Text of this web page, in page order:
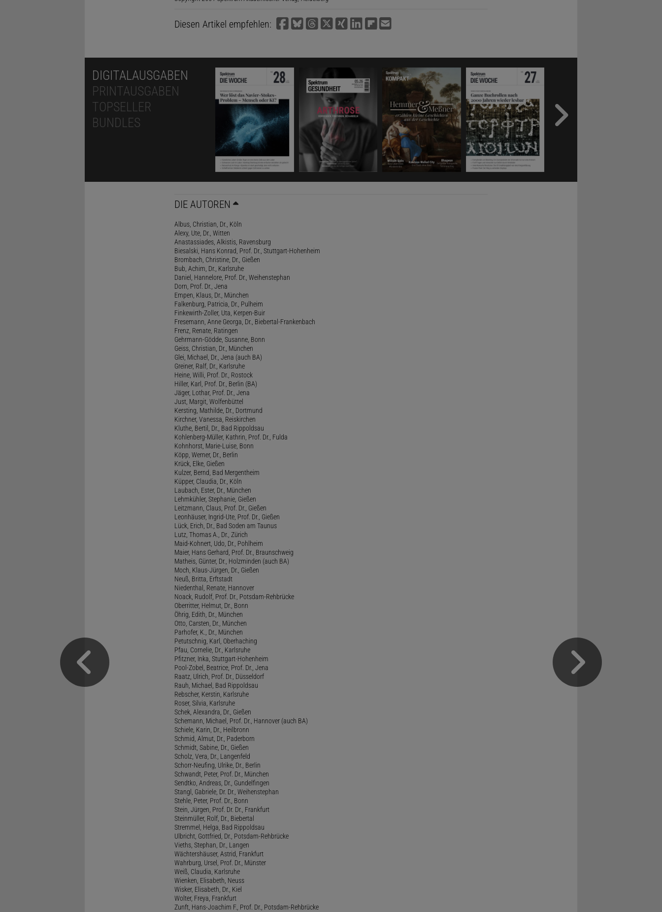
Diesen Artikel empfehlen:
DIGITALAUSGABEN
PRINTAUSGABEN
TOPSELLER
BUNDLES
DIE AUTOREN
Albus, Christian, Dr., Köln
Alexy, Ute, Dr., Witten
Anastassiades, Alkistis, Ravensburg
Biesalski, Hans Konrad, Prof. Dr., Stuttgart-Hohenheim
Brombach, Christine, Dr., Gießen
Bub, Achim, Dr., Karlsruhe
Daniel, Hannelore, Prof. Dr., Weihenstephan
Dorn, Prof. Dr., Jena
Empen, Klaus, Dr., München
Falkenburg, Patricia, Dr., Pulheim
Finkewirth-Zoller, Uta, Kerpen-Buir
Fresemann, Anne Georga, Dr., Biebertal-Frankenbach
Frenz, Renate, Ratingen
Gehrmann-Gödde, Susanne, Bonn
Geiss, Christian, Dr., München
Glei, Michael, Dr., Jena (auch BA)
Greiner, Ralf, Dr., Karlsruhe
Heine, Willi, Prof. Dr., Rostock
Hiller, Karl, Prof. Dr., Berlin (BA)
Jäger, Lothar, Prof. Dr., Jena
Just, Margit, Wolfenbüttel
Kersting, Mathilde, Dr., Dortmund
Kirchner, Vanessa, Reiskirchen
Kluthe, Bertil, Dr., Bad Rippoldsau
Kohlenberg-Müller, Kathrin, Prof. Dr., Fulda
Kohnhorst, Marie-Luise, Bonn
Köpp, Werner, Dr., Berlin
Krück, Elke, Gießen
Kulzer, Bernd, Bad Mergentheim
Küpper, Claudia, Dr., Köln
Laubach, Ester, Dr., München
Lehmkühler, Stephanie, Gießen
Leitzmann, Claus, Prof. Dr., Gießen
Leonhäuser, Ingrid-Ute, Prof. Dr., Gießen
Lück, Erich, Dr., Bad Soden am Taunus
Lutz, Thomas A., Dr., Zürich
Maid-Kohnert, Udo, Dr., Pohlheim
Maier, Hans Gerhard, Prof. Dr., Braunschweig
Matheis, Günter, Dr., Holzminden (auch BA)
Moch, Klaus-Jürgen, Dr., Gießen
Neuß, Britta, Erftstadt
Niedenthal, Renate, Hannover
Noack, Rudolf, Prof. Dr., Potsdam-Rehbrücke
Oberritter, Helmut, Dr., Bonn
Öhrig, Edith, Dr., München
Otto, Carsten, Dr., München
Parhofer, K., Dr., München
Petutschnig, Karl, Oberhaching
Pfau, Cornelie, Dr., Karlsruhe
Pfitzner, Inka, Stuttgart-Hohenheim
Pool-Zobel, Beatrice, Prof. Dr., Jena
Raatz, Ulrich, Prof. Dr., Düsseldorf
Rauh, Michael, Bad Rippoldsau
Rebscher, Kerstin, Karlsruhe
Roser, Silvia, Karlsruhe
Schek, Alexandra, Dr., Gießen
Schemann, Michael, Prof. Dr., Hannover (auch BA)
Schiele, Karin, Dr., Heilbronn
Schmid, Almut, Dr., Paderborn
Schmidt, Sabine, Dr., Gießen
Scholz, Vera, Dr., Langenfeld
Schorr-Neufing, Ulrike, Dr., Berlin
Schwandt, Peter, Prof. Dr., München
Sendtko, Andreas, Dr., Gundelfingen
Stangl, Gabriele, Dr. Dr., Weihenstephan
Stehle, Peter, Prof. Dr., Bonn
Stein, Jürgen, Prof. Dr. Dr., Frankfurt
Steinmüller, Rolf, Dr., Biebertal
Stremmel, Helga, Bad Rippoldsau
Ulbricht, Gottfried, Dr., Potsdam-Rehbrücke
Vieths, Stephan, Dr., Langen
Wächtershäuser, Astrid, Frankfurt
Wahrburg, Ursel, Prof. Dr., Münster
Weiß, Claudia, Karlsruhe
Wienken, Elisabeth, Neuss
Wisker, Elisabeth, Dr., Kiel
Wolter, Freya, Frankfurt
Zunft, Hans-Joachim F., Prof. Dr., Potsdam-Rehbrücke